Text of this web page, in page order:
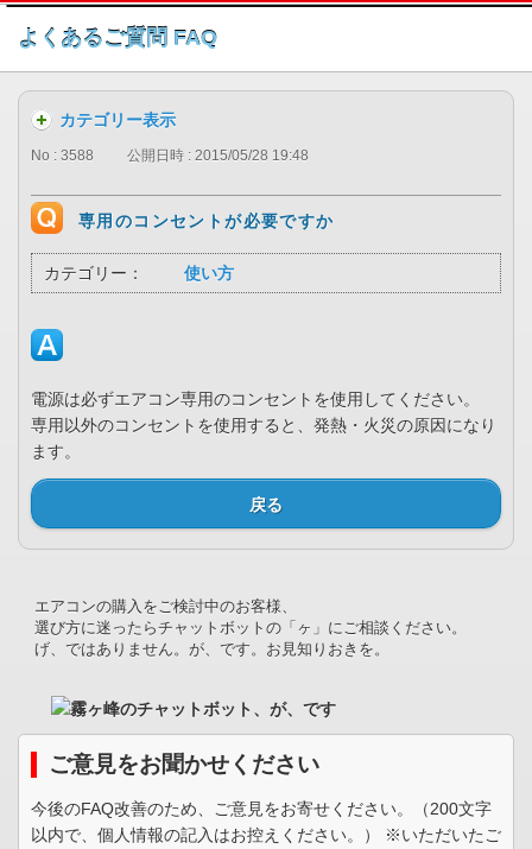
このページの本文へ
よくあるご質問 FAQ
カテゴリー表示
No : 3588 公開日時 : 2015/05/28 19:48
専用のコンセントが必要ですか
カテゴリー： 使い方
電源は必ずエアコン専用のコンセントを使用してください。
専用以外のコンセントを使用すると、発熱・火災の原因になり
ます。
戻る
エアコンの購入をご検討中のお客様、
選び方に迷ったらチャットボットの「ヶ」にご相談ください。
げ、ではありません。が、です。お見知りおきを。
ご意見をお聞かせください
今後のFAQ改善のため、ご意見をお寄せください。（200文字
以内で、個人情報の記入はお控えください。） ※いただいたご